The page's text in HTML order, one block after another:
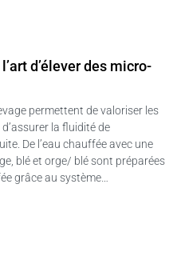
d’élever des micro-
permettent de valoriser les
la fluidité de
De l’eau chauffée avec une
blé et orge/ blé sont préparées
grâce au système…